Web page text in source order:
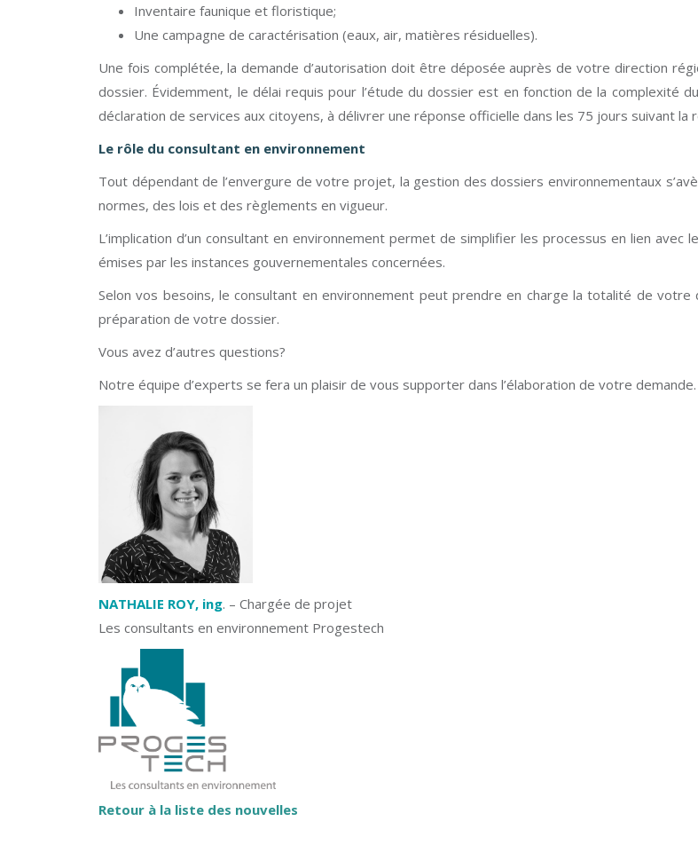
Inventaire faunique et floristique;
Une campagne de caractérisation (eaux, air, matières résiduelles).
Une fois complétée, la demande d’autorisation doit être déposée auprès de votre direction
dossier. Évidemment, le délai requis pour l’étude du dossier est en fonction de la complexité
déclaration de services aux citoyens, à délivrer une réponse officielle dans les 75 jours suivant la
Le rôle du consultant en environnement
Tout dépendant de l’envergure de votre projet, la gestion des dossiers environnementaux
normes, des lois et des règlements en vigueur.
L’implication d’un consultant en environnement permet de simplifier les processus en lien
émises par les instances gouvernementales concernées.
Selon vos besoins, le consultant en environnement peut prendre en charge la totalité de
préparation de votre dossier.
Vous avez d’autres questions?
Notre équipe d’experts se fera un plaisir de vous supporter dans l’élaboration de votre demande.
NATHALIE ROY, ing. – Chargée de projet
Les consultants en environnement Progestech
Retour à la liste des nouvelles